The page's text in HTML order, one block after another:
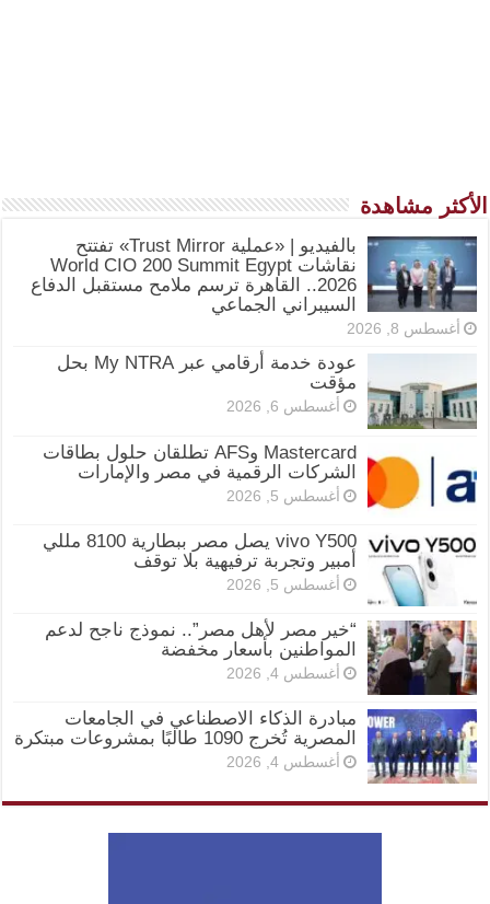
الأكثر مشاهدة
بالفيديو | «عملية Trust Mirror» تفتتح
نقاشات World CIO 200 Summit Egypt
2026.. القاهرة ترسم ملامح مستقبل الدفاع
السيبراني الجماعي
أغسطس 8, 2026
عودة خدمة أرقامي عبر My NTRA بحل
مؤقت
أغسطس 6, 2026
Mastercard وAFS تطلقان حلول بطاقات
الشركات الرقمية في مصر والإمارات
أغسطس 5, 2026
vivo Y500 يصل مصر ببطارية 8100 مللي
أمبير وتجربة ترفيهية بلا توقف
أغسطس 5, 2026
“خير مصر لأهل مصر”.. نموذج ناجح لدعم
المواطنين بأسعار مخفضة
أغسطس 4, 2026
مبادرة الذكاء الاصطناعي في الجامعات
المصرية تُخرج 1090 طالبًا بمشروعات مبتكرة
أغسطس 4, 2026